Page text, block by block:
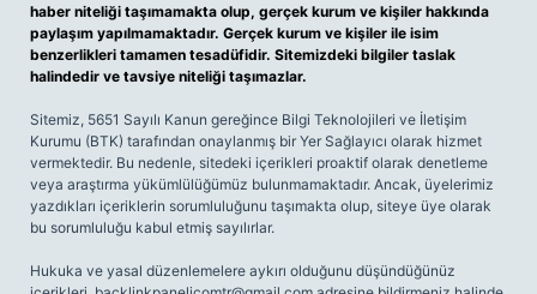
haber niteliği taşımamakta olup, gerçek kurum ve kişiler hakkında
paylaşım yapılmamaktadır. Gerçek kurum ve kişiler ile isim
benzerlikleri tamamen tesadüfidir. Sitemizdeki bilgiler taslak
halindedir ve tavsiye niteliği taşımazlar.
Sitemiz, 5651 Sayılı Kanun gereğince Bilgi Teknolojileri ve İletişim
Kurumu (BTK) tarafından onaylanmış bir Yer Sağlayıcı olarak hizmet
vermektedir. Bu nedenle, sitedeki içerikleri proaktif olarak denetleme
veya araştırma yükümlülüğümüz bulunmamaktadır. Ancak, üyelerimiz
yazdıkları içeriklerin sorumluluğunu taşımakta olup, siteye üye olarak
bu sorumluluğu kabul etmiş sayılırlar.
Hukuka ve yasal düzenlemelere aykırı olduğunu düşündüğünüz